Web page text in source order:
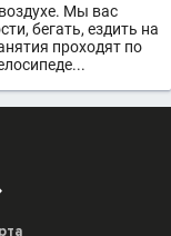
Мы вас
бегать, ездить на
проходят по